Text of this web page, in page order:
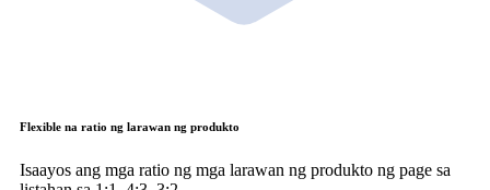
Flexible na ratio ng larawan ng produkto
Isaayos ang mga ratio ng mga larawan ng produkto ng page sa